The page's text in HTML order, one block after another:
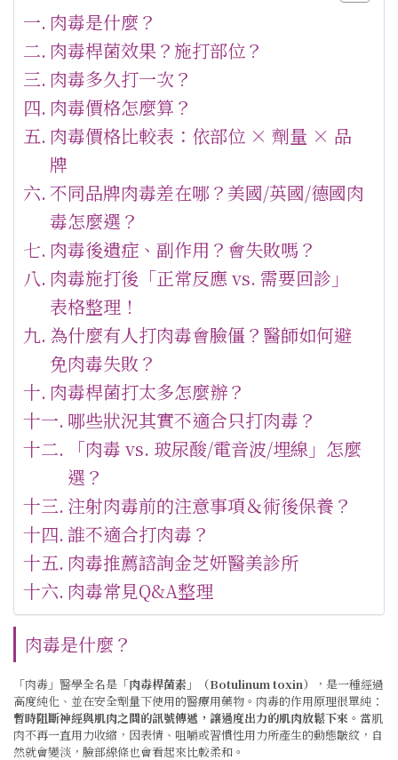
肉毒是什麼？
肉毒桿菌效果？施打部位？
肉毒多久打一次？
肉毒價格怎麼算？
肉毒價格比較表：依部位 × 劑量 × 品
牌
不同品牌肉毒差在哪？美國/英國/德國肉
毒怎麼選？
肉毒後遺症、副作用？會失敗嗎？
肉毒施打後「正常反應 vs. 需要回診」
表格整理！
為什麼有人打肉毒會臉僵？醫師如何避
免肉毒失敗？
肉毒桿菌打太多怎麼辦？
哪些狀況其實不適合只打肉毒？
「肉毒 vs. 玻尿酸/電音波/埋線」怎麼
選？
注射肉毒前的注意事項＆術後保養？
誰不適合打肉毒？
肉毒推薦諮詢金芝妍醫美診所
肉毒常見Q&A整理
肉毒是什麼？
「肉毒」醫學全名是「肉毒桿菌素」（Botulinum toxin）
，是一種經過
高度純化、並在安全劑量下使用的醫療用藥物。肉毒的作用原理很單純：
暫時阻斷神經與肌肉之間的訊號傳遞，讓過度出力的肌肉放鬆下來 。當肌
肉不再一直用力收縮，因表情、咀嚼或習慣性用力所產生的動態皺紋，自
然就會變淡，臉部線條也會看起來比較柔和。